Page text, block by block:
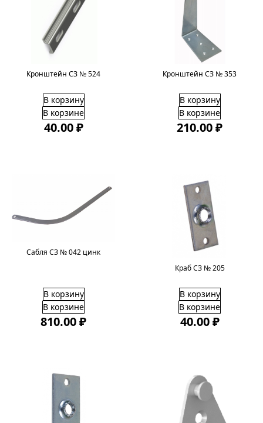
Кронштейн СЗ № 524
В корзину
В корзине
40.00 ₽
Кронштейн СЗ № 353
В корзину
В корзине
210.00 ₽
Сабля СЗ № 042 цинк
В корзину
В корзине
810.00 ₽
Краб СЗ № 205
В корзину
В корзине
40.00 ₽